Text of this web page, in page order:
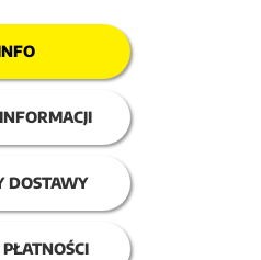
DOSTAWY